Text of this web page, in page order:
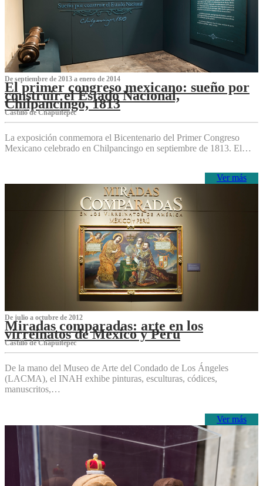
De septiembre de 2013 a enero de 2014
El primer congreso mexicano: sueño por
construir el Estado Nacional,
Chilpancingo, 1813
Castillo de Chapultepec
La exposición conmemora el Bicentenario del Primer Congreso
Mexicano celebrado en Chilpancingo en septiembre de 1813. El…
Ver más
De julio a octubre de 2012
Miradas comparadas: arte en los
virreinatos de México y Perú
Castillo de Chapultepec
De la mano del Museo de Arte del Condado de Los Ángeles
(LACMA), el INAH exhibe pinturas, esculturas, códices,
manuscritos,…
Ver más